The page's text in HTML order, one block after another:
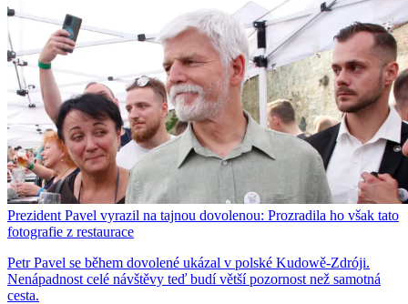
Prezident Pavel vyrazil na tajnou dovolenou: Prozradila ho však tato
fotografie z restaurace
Petr Pavel se během dovolené ukázal v polské Kudowě-Zdróji.
Nenápadnost celé návštěvy teď budí větší pozornost než samotná
cesta.